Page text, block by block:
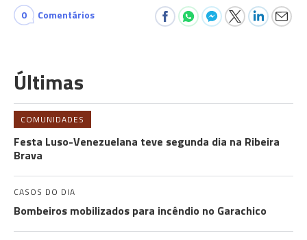
0 Comentários
Últimas
COMUNIDADES
Festa Luso-Venezuelana teve segunda dia na Ribeira
Brava
CASOS DO DIA
Bombeiros mobilizados para incêndio no Garachico